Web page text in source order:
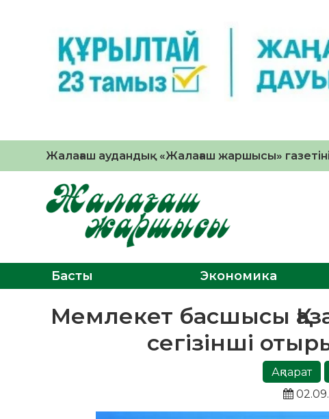
Жалағаш аудандық «Жалағаш жаршысы»
Басты Экономика
Мемлекет басшысы
сегізінші
Ақпарат